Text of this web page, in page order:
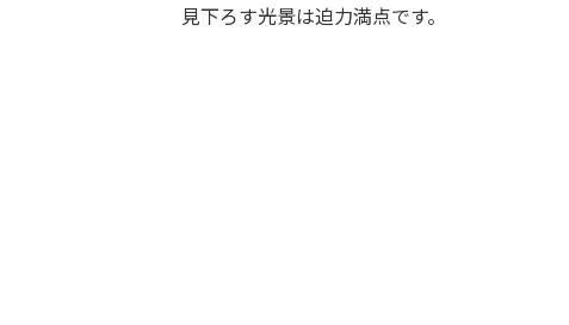
見下ろす光景は迫力満点です。